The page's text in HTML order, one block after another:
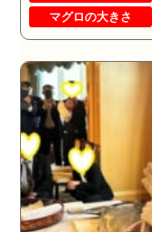
マグロの大きさ